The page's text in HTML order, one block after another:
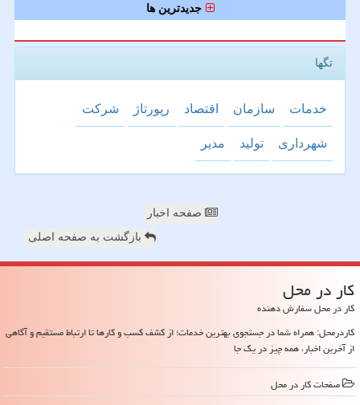
جدیدترین ها
تگها
خدمات سازمان اقتصاد رپورتاژ شركت
شهرداری تولید مدیر
صفحه اخبار
بازگشت به صفحه اصلی
كار در محل
کار در محل سفارش دهنده
کاردرمحل: همراه شما در جستجوی بهترین خدمات؛ از کشف کسب و کارها تا ارتباط مستقیم و آگاهی
از آخرین اخبار، همه چیز در یک جا
صفحات كار در محل